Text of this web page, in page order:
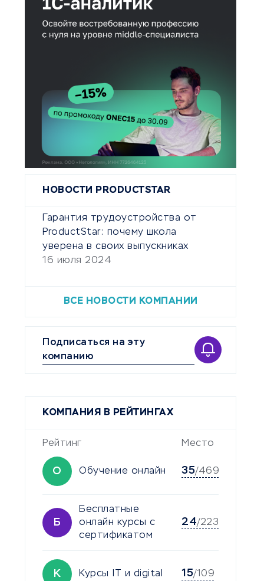
НОВОСТИ PRODUCTSTAR
Гарантия трудоустройства от
ProductStar: почему школа
уверена в своих выпускниках
16 июля 2024
ВСЕ НОВОСТИ КОМПАНИИ
Подписаться на эту
компанию
КОМПАНИЯ В РЕЙТИНГАХ
Рейтинг Место
О Обучение онлайн 35/469
Б
Бесплатные
онлайн курсы с
сертификатом
24/223
К Курсы IT и digital 15/109